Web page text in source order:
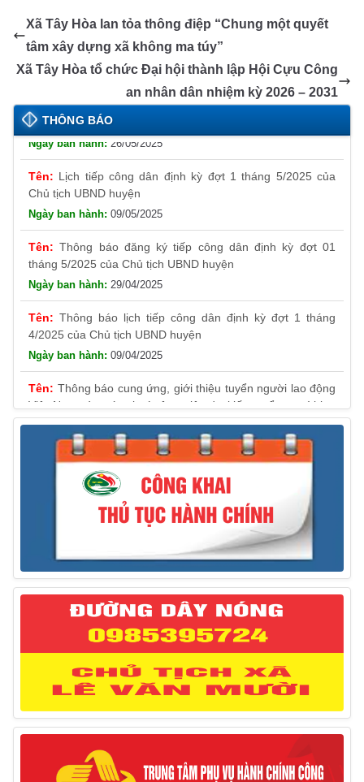
b
o
o
n
g
er
A
p
p
dI
n
a
e
a
n
sl
at
e
y
Li
n
k
Xã Tây Hòa lan tỏa thông điệp “Chung một quyết
tâm xây dựng xã không ma túy”
Xã Tây Hòa tổ chức Đại hội thành lập Hội Cựu Công
an nhân dân nhiệm kỳ 2026 – 2031
THÔNG BÁO
Thông báo đăng ký tiếp công dân định kỳ đợt 01
tháng 6/2025 của Chủ tịch UBND huyện
26/05/2025
Lịch tiếp công dân định kỳ đợt 1 tháng 5/2025 của
Chủ tịch UBND huyện
09/05/2025
Thông báo đăng ký tiếp công dân định kỳ đợt 01
tháng 5/2025 của Chủ tịch UBND huyện
29/04/2025
Thông báo lịch tiếp công dân định kỳ đợt 1 tháng
4/2025 của Chủ tịch UBND huyện
09/04/2025
Thông báo cung ứng, giới thiệu tuyển người lao động
Việt Nam vào các vị trí công việc dự kiến tuyển người lao
động nước ngoài
31/03/2025
Thông báo treo cờ Tổ quốc nhân kỷ niệm 50 năm
Ngày giải phóng tỉnh Phú Yên (01/4/1975 – 01/4/2025)
28/03/2025
Thông báo giới thiệu, cung ứng lao động Việt Nam
cho Liên danh Hengtong International Engineering Co.,Ltd
27/03/2025
Thông báo đăng ký tiếp công dân định kỳ đợt 02
tháng 3/2025 của Chủ tịch UBND huyện
12/03/2025
Thông báo lịch công tác của Chủ tịch, các Phó Chủ
huyện (Từ ngày 10/3/2025 – 14/3/2025)
Thông báo tổ chức thực hiện Cưỡng chế buộc thực